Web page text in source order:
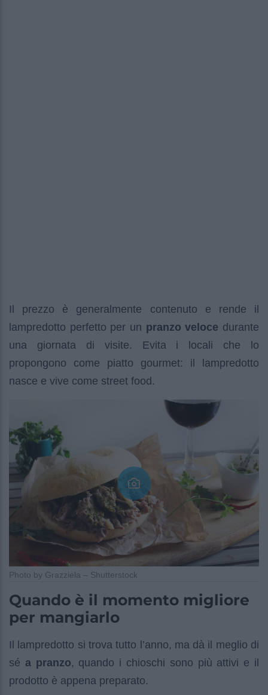
Il prezzo è generalmente contenuto e rende il
lampredotto perfetto per un pranzo veloce durante
una giornata di visite. Evita i locali che lo
propongono come piatto gourmet: il lampredotto
nasce e vive come street food.
Photo by Grazziela – Shutterstock
Quando è il momento migliore
per mangiarlo
Il lampredotto si trova tutto l’anno, ma dà il meglio di
sé a pranzo, quando i chioschi sono più attivi e il
prodotto è appena preparato.